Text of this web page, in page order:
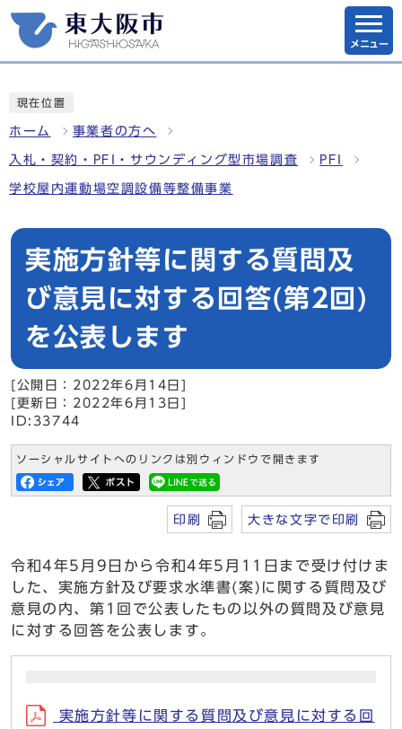
メニュー
現在位置
ホーム 事業者の方へ
入札・契約・PFI・サウンディング型市場調査 PFI
学校屋内運動場空調設備等整備事業
実施方針等に関する質問及
び意見に対する回答(第2回)
を公表します
[公開日：2022年6月14日]
[更新日：2022年6月13日]
ID:33744
ソーシャルサイトへのリンクは別ウィンドウで開きます
印刷 大きな文字で印刷
令和4年5月9日から令和4年5月11日まで受け付けま
した、実施方針及び要求水準書(案)に関する質問及び
意見の内、第1回で公表したもの以外の質問及び意見
に対する回答を公表します。
実施方針等に関する質問及び意見に対する回